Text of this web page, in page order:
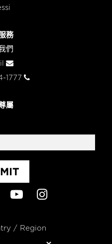
務
們
1777
屬
YouTubeInstagram
/ Region